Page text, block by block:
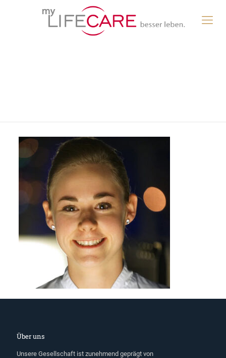
Über uns
Unsere Gesellschaft ist zunehmend geprägt von